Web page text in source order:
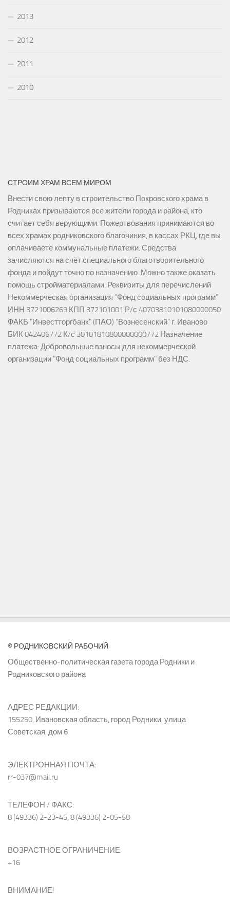
2013
2012
2011
2010
СТРОИМ ХРАМ ВСЕМ МИРОМ
Внести свою лепту в строительство Покровского храма в
Родниках призываются все жители города и района, кто
считает себя верующими. Пожертвования принимаются во
всех храмах родниковского благочиния, в кассах РКЦ, где вы
оплачиваете коммунальные платежи. Средства
зачисляются на счёт специального благотворительного
фонда и пойдут точно по назначению. Можно также оказать
помощь стройматериалами. Реквизиты для перечислений
Некоммерческая организация "Фонд социальных программ"
ИНН 3721006269 КПП 372101001 Р/с 40703810101080000050
ФАКБ "Инвестторгбанк" (ПАО) "Вознесенский" г. Иваново
БИК 042406772 К/с 30101810800000000772 Назначение
платежа: Добровольные взносы для некоммерческой
организации "Фонд социальных программ" без НДС.
© РОДНИКОВСКИЙ РАБОЧИЙ
Общественно-политическая газета города Родники и
Родниковского района
АДРЕС РЕДАКЦИИ:
155250, Ивановская область, город Родники, улица
Советская, дом 6
ЭЛЕКТРОННАЯ ПОЧТА:
rr-037@mail.ru
ТЕЛЕФОН / ФАКС:
8 (49336) 2-23-45, 8 (49336) 2-05-58
ВОЗРАСТНОЕ ОГРАНИЧЕНИЕ:
+16
ВНИМАНИЕ!